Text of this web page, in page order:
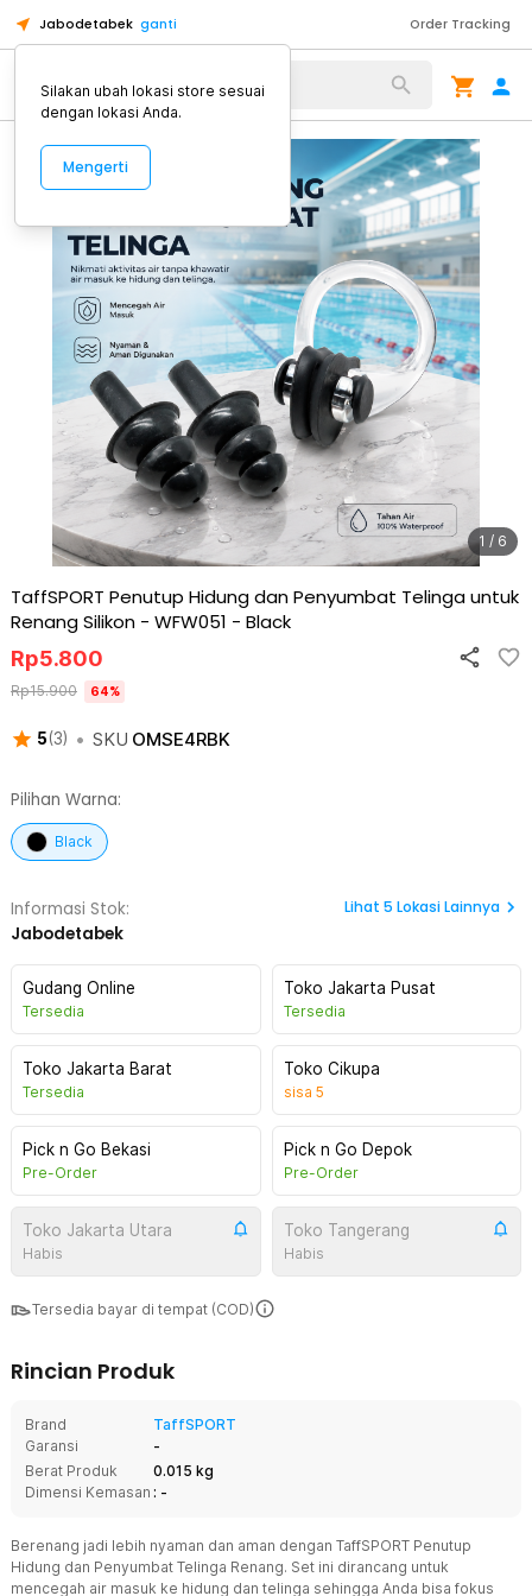
Jabodetabek ganti Order Tracking
Alat Kopi
1 / 6
TaffSPORT Penutup Hidung dan Penyumbat Telinga untuk
Renang Silikon - WFW051 - Black
5(3) • SKU OMSE4RBK
Rp5.800
Rp15.900 64%
Pilihan Warna:
Black
Informasi Stok:
Jabodetabek
Lihat 5 Lokasi Lainnya
Gudang Online
Tersedia
Toko Jakarta Pusat
Tersedia
Toko Jakarta Barat
Tersedia
Toko Cikupa
sisa 5
Pick n Go Bekasi
Pre-Order
Pick n Go Depok
Pre-Order
Toko Jakarta Utara
Habis
Toko Tangerang
Habis
Tersedia bayar di tempat (COD)
Rincian Produk
Brand
TaffSPORT
Garansi
-
Berat Produk
0.015 kg
Dimensi Kemasan : -
Berenang jadi lebih nyaman dan aman dengan TaffSPORT Penutup
Hidung dan Penyumbat Telinga Renang. Set ini dirancang untuk
mencegah air masuk ke hidung dan telinga sehingga Anda bisa fokus
Silakan ubah lokasi store sesuai
dengan lokasi Anda.
Mengerti